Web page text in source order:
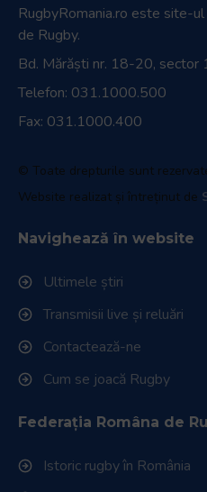
RugbyRomania.ro este site-ul
de Rugby.
Bd. Mărăști nr. 18-20, sector
Telefon: 031.1000.500
Fax: 031.1000.400
© Toate drepturile sunt
Website realizat și întreținut de
Navighează în website
Ultimele știri
Transmisii live și reluări
Contactează-ne
Cum se joacă Rugby
Federația Româna de
Istoric rugby în România